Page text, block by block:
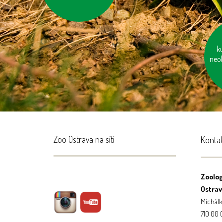
Zoo Ostrava na síti
710 00